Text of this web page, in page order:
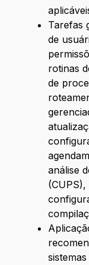
Tarefas
de
rotinas
de
análise